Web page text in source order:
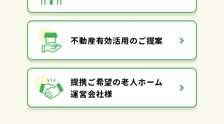
不動産有効活用のご提案
提携ご希望の老人ホーム
運営会社様